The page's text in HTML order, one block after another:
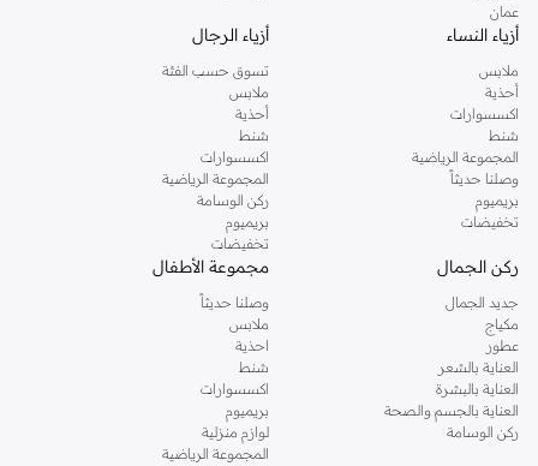
عمان
أزياء النساء
ملابس
أحذية
اكسسوارات
شنط
المجموعة الرياضية
وصلنا حديثاً
بريميوم
تخفيضات
أزياء الرجال
تسوق حسب الفئة
ملابس
أحذية
شنط
اكسسوارات
المجموعة الرياضية
ركن الوسامة
بريميوم
تخفيضات
ركن الجمال
جديد الجمال
مكياج
عطور
العناية بالشعر
العناية بالبشرة
العناية بالجسم والصحة
ركن الوسامة
مجموعة الأطفال
وصلنا حديثاً
ملابس
احذية
شنط
اكسسوارات
بريميوم
لوازم منزلية
المجموعة الرياضية